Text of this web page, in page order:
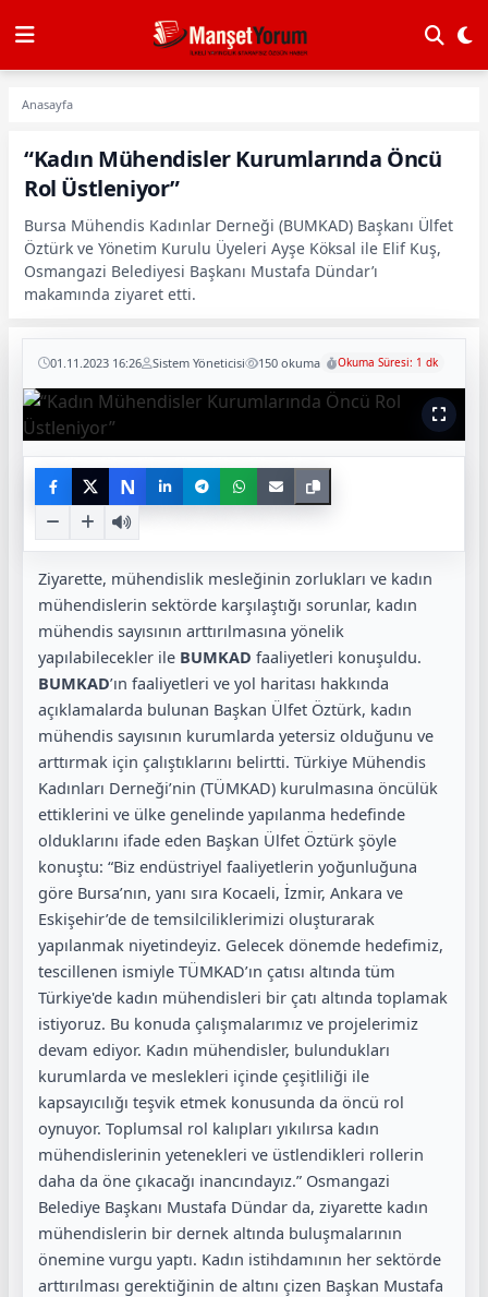
Anasayfa
“Kadın Mühendisler Kurumlarında Öncü
Rol Üstleniyor”
Bursa Mühendis Kadınlar Derneği (BUMKAD) Başkanı Ülfet
Öztürk ve Yönetim Kurulu Üyeleri Ayşe Köksal ile Elif Kuş,
Osmangazi Belediyesi Başkanı Mustafa Dündar’ı
makamında ziyaret etti.
01.11.2023 16:26 Sistem Yöneticisi 150 okuma Okuma Süresi: 1 dk
N
Ziyarette, mühendislik mesleğinin zorlukları ve kadın
mühendislerin sektörde karşılaştığı sorunlar, kadın
mühendis sayısının arttırılmasına yönelik
yapılabilecekler ile BUMKAD faaliyetleri konuşuldu.
BUMKAD’ın faaliyetleri ve yol haritası hakkında
açıklamalarda bulunan Başkan Ülfet Öztürk, kadın
mühendis sayısının kurumlarda yetersiz olduğunu ve
arttırmak için çalıştıklarını belirtti. Türkiye Mühendis
Kadınları Derneği’nin (TÜMKAD) kurulmasına öncülük
ettiklerini ve ülke genelinde yapılanma hedefinde
olduklarını ifade eden Başkan Ülfet Öztürk şöyle
konuştu: “Biz endüstriyel faaliyetlerin yoğunluğuna
göre Bursa’nın, yanı sıra Kocaeli, İzmir, Ankara ve
Eskişehir’de de temsilciliklerimizi oluşturarak
yapılanmak niyetindeyiz. Gelecek dönemde hedefimiz,
tescillenen ismiyle TÜMKAD’ın çatısı altında tüm
Türkiye'de kadın mühendisleri bir çatı altında toplamak
istiyoruz. Bu konuda çalışmalarımız ve projelerimiz
devam ediyor. Kadın mühendisler, bulundukları
kurumlarda ve meslekleri içinde çeşitliliği ile
kapsayıcılığı teşvik etmek konusunda da öncü rol
oynuyor. Toplumsal rol kalıpları yıkılırsa kadın
mühendislerinin yetenekleri ve üstlendikleri rollerin
daha da öne çıkacağı inancındayız.” Osmangazi
Belediye Başkanı Mustafa Dündar da, ziyarette kadın
mühendislerin bir dernek altında buluşmalarının
önemine vurgu yaptı. Kadın istihdamının her sektörde
arttırılması gerektiğinin de altını çizen Başkan Mustafa